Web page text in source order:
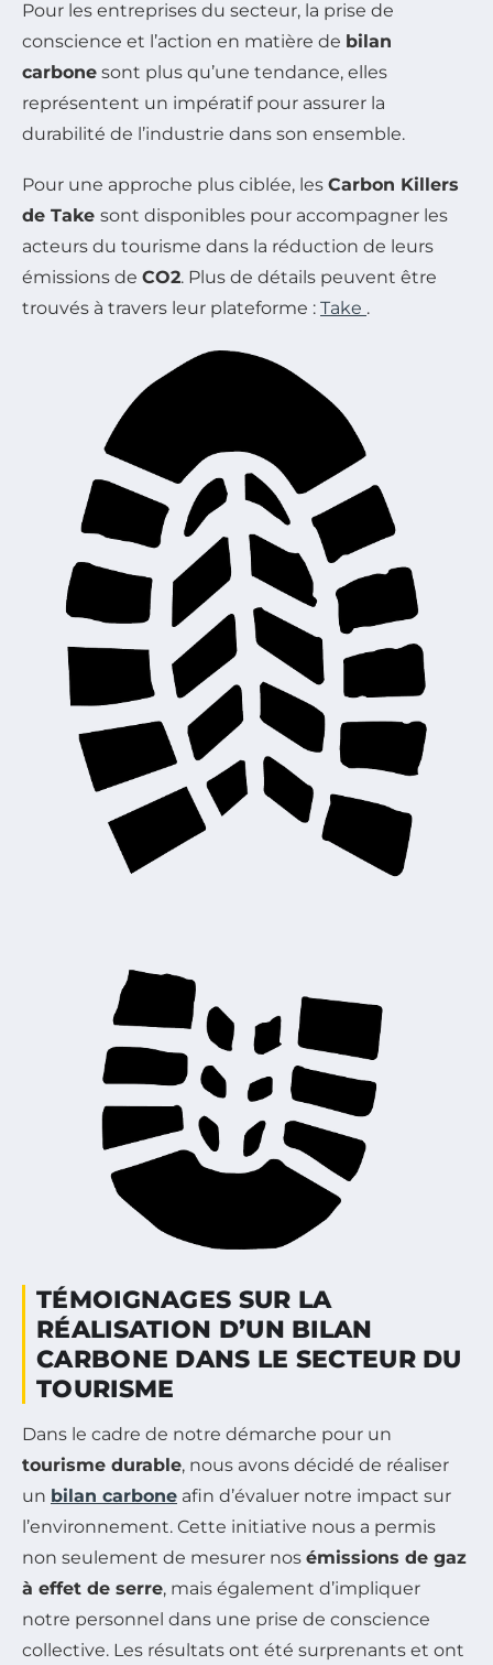
Pour les entreprises du secteur, la prise de
conscience et l’action en matière de bilan
carbone sont plus qu’une tendance, elles
représentent un impératif pour assurer la
durabilité de l’industrie dans son ensemble.
Pour une approche plus ciblée, les Carbon Killers
de Take sont disponibles pour accompagner les
acteurs du tourisme dans la réduction de leurs
émissions de CO2. Plus de détails peuvent être
trouvés à travers leur plateforme : Take .
TÉMOIGNAGES SUR LA
RÉALISATION D’UN BILAN
CARBONE DANS LE SECTEUR DU
TOURISME
Dans le cadre de notre démarche pour un
tourisme durable, nous avons décidé de réaliser
un bilan carbone afin d’évaluer notre impact sur
l’environnement. Cette initiative nous a permis
non seulement de mesurer nos émissions de gaz
à effet de serre, mais également d’impliquer
notre personnel dans une prise de conscience
collective. Les résultats ont été surprenants et ont